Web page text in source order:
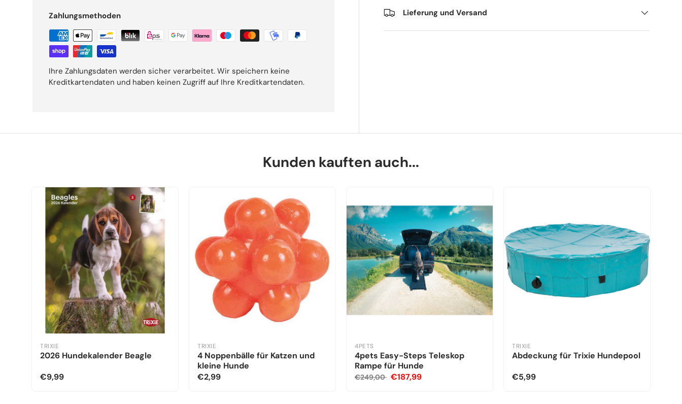
Lieferung und Versand
Zahlungsmethoden
Ihre Zahlungsdaten werden sicher verarbeitet. Wir speichern keine
Kreditkartendaten und haben keinen Zugriff auf Ihre Kreditkartendaten.
Kunden kauften auch...
TRIXIE
2026 Hundekalender Beagle
€9,99
TRIXIE
4 Noppenbälle für Katzen und
kleine Hunde
€2,99
4PETS
4pets Easy-Steps Teleskop
Rampe für Hunde
€249,00 €187,99
TRIXIE
Abdeckung für Trixie Hundepool
€5,99